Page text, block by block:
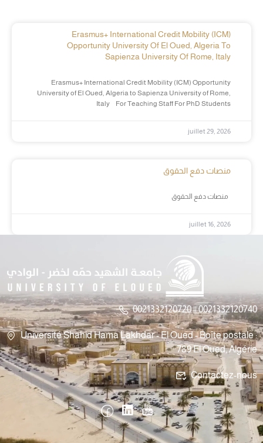
Erasmus+ International Credit Mobility (ICM)
Opportunity University Of El Oued, Algeria To
Sapienza University Of Rome, Italy
Erasmus+ International Credit Mobility (ICM) Opportunity
University of El Oued, Algeria to Sapienza University of Rome,
Italy For Teaching Staff For PhD Students
juillet 29, 2026
منصات دفع الحقوق
juillet 16, 2026
0021332120720 || 0021332120740
Université Shahid Hama Lakhdar - El Oued - Boîte postale :
789 El Oued, Algérie
Contactez-nous